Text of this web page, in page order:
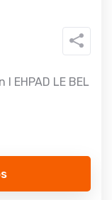
EHPAD LE BEL